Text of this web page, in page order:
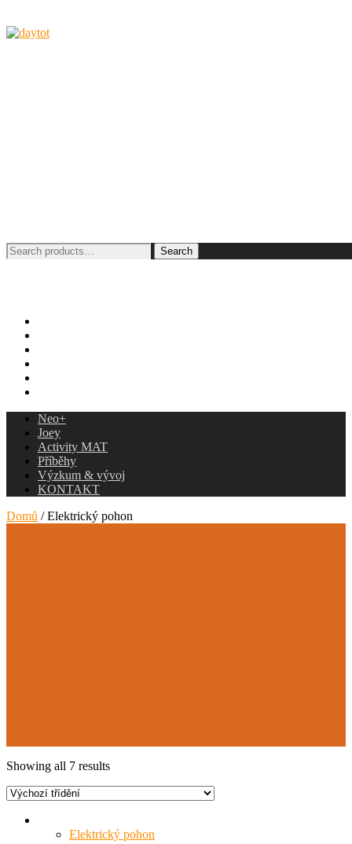
Search
Neo+
Joey
Activity MAT
Příběhy
Výzkum & vývoj
KONTAKT
Domů / Elektrický pohon
Showing all 7 results
Elektrický pohon